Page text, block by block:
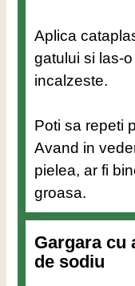
Aplica
gatului si las-
incalzeste.
Poti sa repeti
Avand in
pielea, ar fi
groasa.
Gargara cu
de sodiu